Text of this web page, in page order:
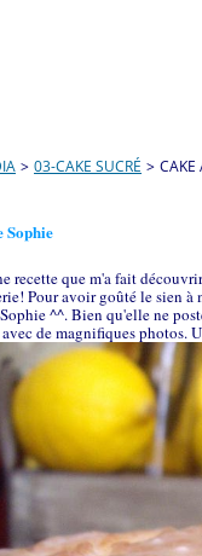
> 03-CAKE SUCRÉ > CAKE
Sophie
recette que m'a fait
Pour avoir goûté le sien à
^^. Bien qu'elle ne
de magnifiques photos.